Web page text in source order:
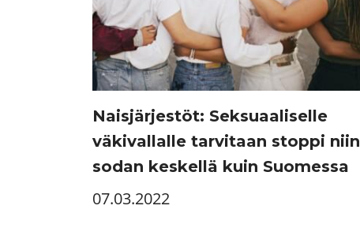
Naisjärjestöt: Seksuaaliselle
väkivallalle tarvitaan stoppi niin
sodan keskellä kuin Suomessa
07.03.2022